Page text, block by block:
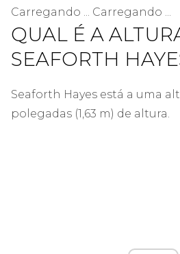
Carregando ... Carregando ...
QUAL É A
SEAFORTH
Seaforth Hayes está a uma
polegadas (1,63 m) de altura.